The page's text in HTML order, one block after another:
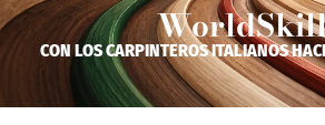
CON LOS CARPINTEROS ITALIANOS